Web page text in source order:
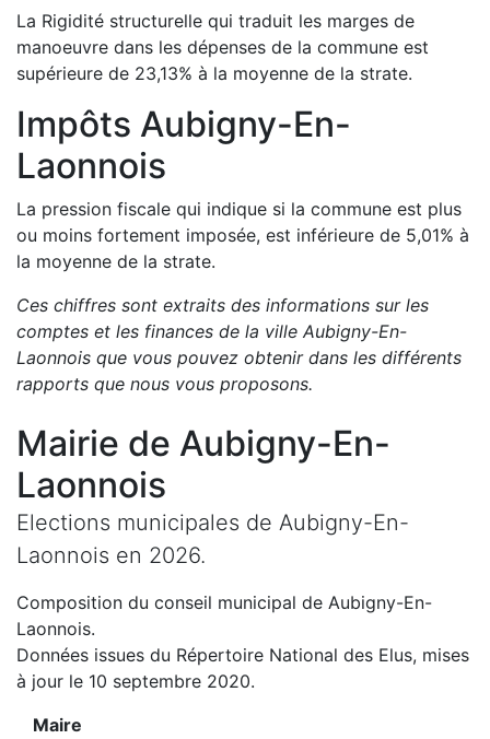
La Rigidité structurelle qui traduit les marges de
manoeuvre dans les dépenses de la commune est
supérieure de 23,13% à la moyenne de la strate.
Impôts Aubigny-En-
Laonnois
La pression fiscale qui indique si la commune est plus
ou moins fortement imposée, est inférieure de 5,01% à
la moyenne de la strate.
Ces chiffres sont extraits des informations sur les
comptes et les finances de la ville Aubigny-En-
Laonnois que vous pouvez obtenir dans les différents
rapports que nous vous proposons.
Mairie de Aubigny-En-
Laonnois
Elections municipales de Aubigny-En-
Laonnois en 2026.
Composition du conseil municipal de Aubigny-En-
Laonnois.
Données issues du Répertoire National des Elus, mises
à jour le 10 septembre 2020.
Maire